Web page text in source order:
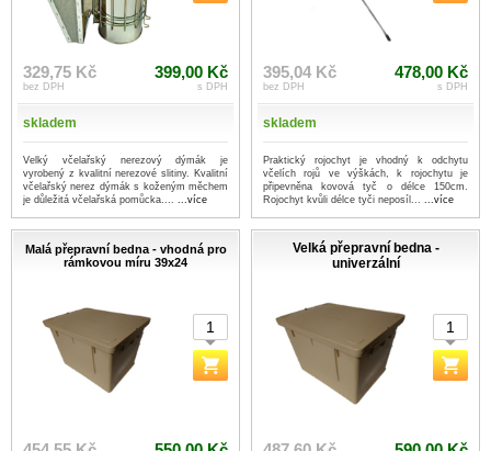
329,75 Kč
bez DPH
399,00 Kč
s DPH
skladem
Velký včelařský nerezový dýmák je
vyrobený z kvalitní nerezové slitiny. Kvalitní
včelařský nerez dýmák s koženým měchem
je důležitá včelařská pomůcka.... ...více
395,04 Kč
bez DPH
478,00 Kč
s DPH
skladem
Praktický rojochyt je vhodný k odchytu
včelích rojů ve výškách, k rojochytu je
připevněna kovová tyč o délce 150cm.
Rojochyt kvůli délce tyči neposíl... ...více
Malá přepravní bedna - vhodná pro
rámkovou míru 39x24
Velká přepravní bedna -
univerzální